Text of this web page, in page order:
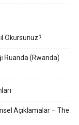
Okursunuz?
Ruanda (Rwanda)
Açıklamalar – The